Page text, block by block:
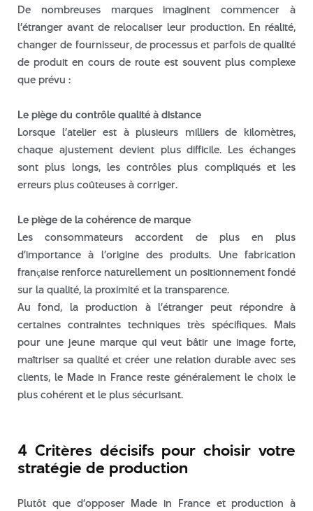
De nombreuses marques imaginent commencer à
l’étranger avant de relocaliser leur production. En réalité,
changer de fournisseur, de processus et parfois de qualité
de produit en cours de route est souvent plus complexe
que prévu :
Le piège du contrôle qualité à distance
Lorsque l’atelier est à plusieurs milliers de kilomètres,
chaque ajustement devient plus difficile. Les échanges
sont plus longs, les contrôles plus compliqués et les
erreurs plus coûteuses à corriger.
Le piège de la cohérence de marque
Les consommateurs accordent de plus en plus
d’importance à l’origine des produits. Une fabrication
française renforce naturellement un positionnement fondé
sur la qualité, la proximité et la transparence.
Au fond, la production à l’étranger peut répondre à
certaines contraintes techniques très spécifiques. Mais
pour une jeune marque qui veut bâtir une image forte,
maîtriser sa qualité et créer une relation durable avec ses
clients, le Made in France reste généralement le choix le
plus cohérent et le plus sécurisant.
4 Critères décisifs pour choisir votre
stratégie de production
Plutôt que d’opposer Made in France et production à